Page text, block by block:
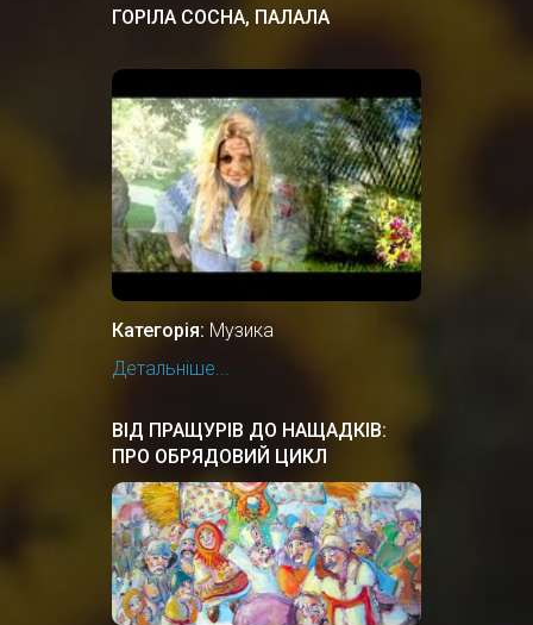
ГОРІЛА СОСНА, ПАЛАЛА
Категорія: Музика
Детальніше...
ВІД ПРАЩУРІВ ДО НАЩАДКІВ:
ПРО ОБРЯДОВИЙ ЦИКЛ
ЗИМОВИХ СВЯТКУВАНЬ